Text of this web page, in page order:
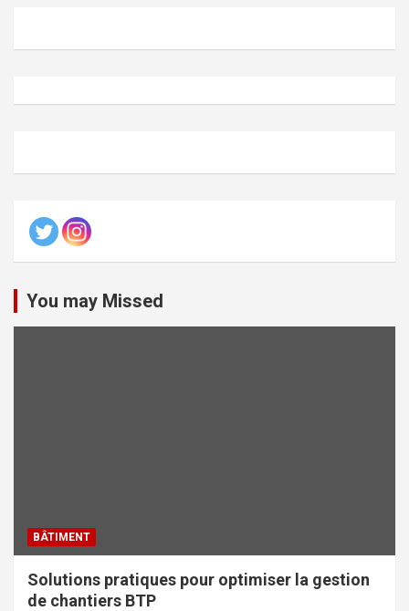
You may Missed
BÂTIMENT
Solutions pratiques pour optimiser la gestion
de chantiers BTP